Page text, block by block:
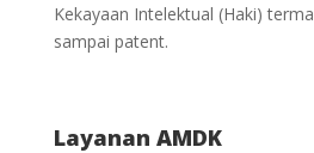
Kekayaan Intelektual (Haki)
sampai patent.
Layanan AMDK